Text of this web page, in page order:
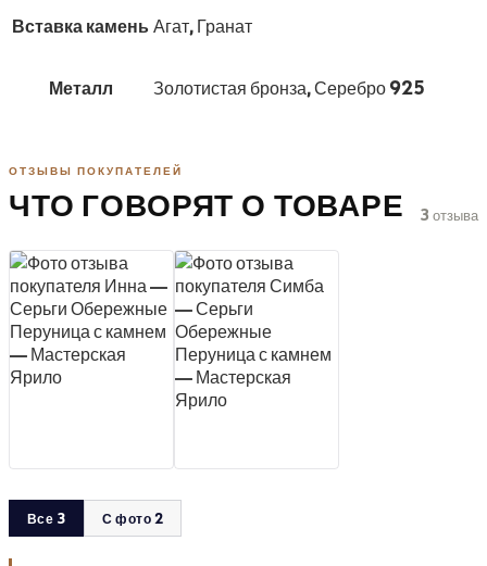
Вставка каменьАгат, Гранат
Металл Золотистая бронза, Серебро 925
ОТЗЫВЫ ПОКУПАТЕЛЕЙ
ЧТО ГОВОРЯТ О ТОВАРЕ 3 отзыва
Все 3 С фото 2